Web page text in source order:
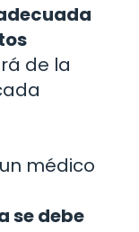
de la
médico
se debe